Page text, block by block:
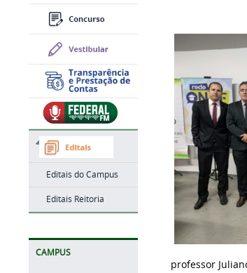
Editais do Campus
Editais Reitoria
CAMPUS
professor